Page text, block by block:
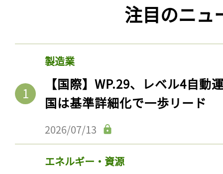
注目のニュ
製造業
【国際】WP.29、レベル4自動
国は基準詳細化で一歩リード
2026/07/13
エネルギー・資源